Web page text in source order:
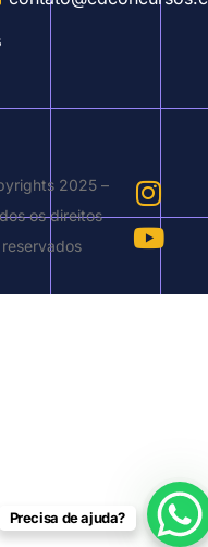
2025 –
os direitos
reservados
Precisa de ajuda?